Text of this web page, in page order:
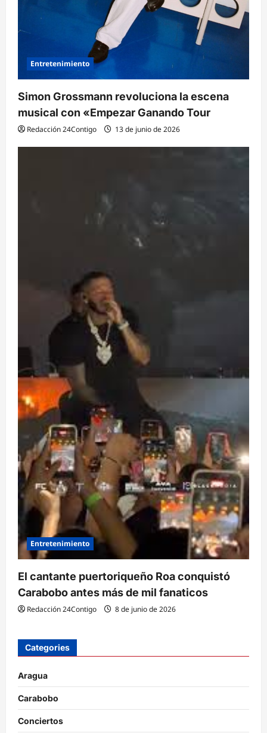
Entretenimiento
Simon Grossmann revoluciona la escena
musical con «Empezar Ganando Tour
Redacción 24Contigo 13 de junio de 2026
Entretenimiento
El cantante puertoriqueño Roa conquistó
Carabobo antes más de mil fanaticos
Redacción 24Contigo 8 de junio de 2026
Categories
Aragua
Carabobo
Conciertos